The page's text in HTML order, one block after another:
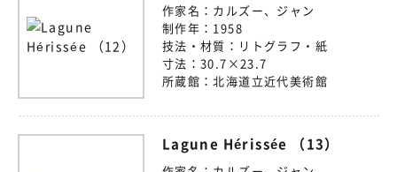
作家名： カルズー、ジャン
制作年： 1958
技法・材質： リトグラフ・紙
寸法： 30.7×23.7
所蔵館： 北海道立近代美術館
Lagune Hérissée （13）